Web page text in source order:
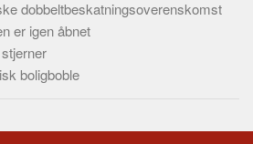
dobbeltbeskatningsoverenskomst
er igen åbnet
boligboble